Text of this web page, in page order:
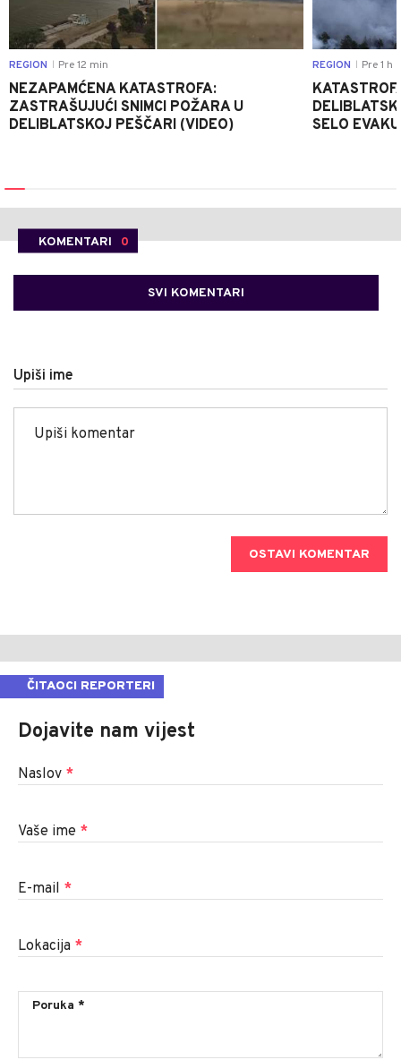
REGION Pre 12 min
NEZAPAMĆENA KATASTROFA:
ZASTRAŠUJUĆI SNIMCI POŽARA U
DELIBLATSKOJ PEŠČARI (VIDEO)
REGION Pre 1 h
SELO
KOMENTARI 0
SVI KOMENTARI
Upiši ime
OSTAVI KOMENTAR
ČITAOCI REPORTERI
Dojavite nam vijest
Naslov *
Vaše ime *
E-mail *
Lokacija *